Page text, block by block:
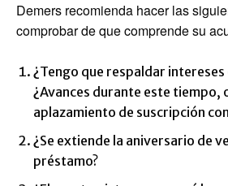
Demers recomienda hacer las
comprobar de que comprende su
¿Tengo que respaldar intereses
¿Avances durante este tiempo,
aplazamiento de suscripción
¿Se extiende la aniversario de
préstamo?